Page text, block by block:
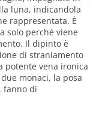
luna, indicandola
rappresentata. È
solo perché viene
Il dipinto è
di straniamento
potente vena ironica
monaci, la posa
fanno di